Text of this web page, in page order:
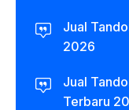
Jual
2026
Jual
Terbaru